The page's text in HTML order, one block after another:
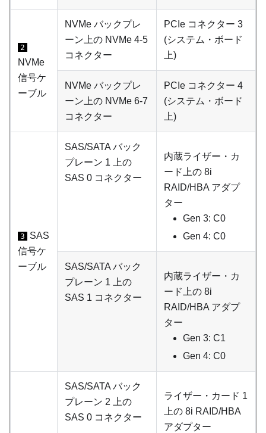
2
NVMe
信号ケ
ーブル
NVMe バックプレ
ーン上の NVMe 4-5
コネクター
PCIe コネクター 3
(システム・ボード
上)
NVMe バックプレ
ーン上の NVMe 6-7
コネクター
PCIe コネクター 4
(システム・ボード
上)
3
SAS
信号ケ
ーブル
SAS/SATA バック
プレーン 1 上の
SAS 0 コネクター
内蔵ライザー・カ
ード上の 8i
RAID/HBA アダプ
ター
Gen 3: C0
Gen 4: C0
SAS/SATA バック
プレーン 1 上の
SAS 1 コネクター
内蔵ライザー・カ
ード上の 8i
RAID/HBA アダプ
ター
Gen 3: C1
Gen 4: C0
SAS/SATA バック
プレーン 2 上の
SAS 0 コネクター
ライザー・カード 1
上の 8i RAID/HBA
アダプター